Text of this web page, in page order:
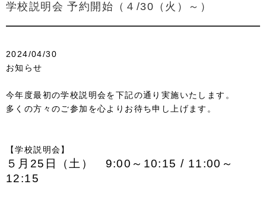
学校説明会 予約開始（４/30（火）～）
2024/04/30
お知らせ
今年度最初の学校説明会を下記の通り実施いたします。
多くの方々のご参加を心よりお待ち申し上げます。
【学校説明会】
５月25日（土） 9:00～10:15 / 11:00～
12:15